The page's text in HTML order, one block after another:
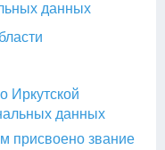
данных
Иркутской
данных
присвоено звание